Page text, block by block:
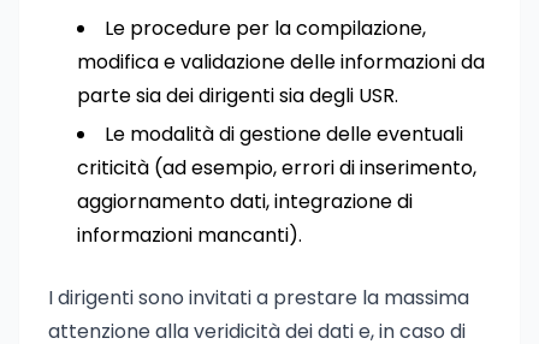
Le procedure per la compilazione,
modifica e validazione delle informazioni da
parte sia dei dirigenti sia degli USR.
Le modalità di gestione delle eventuali
criticità (ad esempio, errori di inserimento,
aggiornamento dati, integrazione di
informazioni mancanti).
I dirigenti sono invitati a prestare la massima
attenzione alla veridicità dei dati e, in caso di